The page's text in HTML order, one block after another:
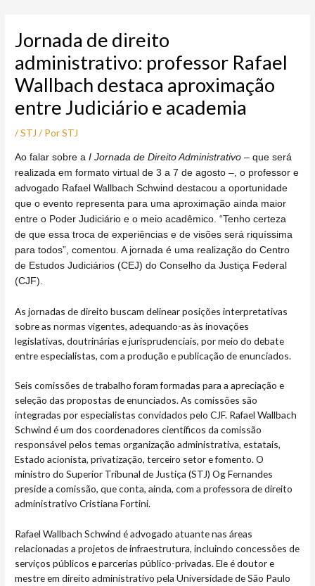
conteúdo
Jornada de direito
administrativo: professor Rafael
Wallbach destaca aproximação
entre Judiciário e academia
/STJ / PorSTJ
Ao falar sobre aI Jornada de Direito Administrativo – que será
realizada em formato virtual de 3 a 7 de agosto –, o professor e
advogado Rafael Wallbach Schwind destacou a oportunidade
que o evento representa para uma aproximação ainda maior
entre o Poder Judiciário e o meio acadêmico. “Tenho certeza
de que essa troca de experiências e de visões será riquíssima
para todos”, comentou. A jornada é uma realização do Centro
de Estudos Judiciários (CEJ) do Conselho da Justiça Federal
(CJF).
As jornadas de direito buscam delinear posições interpretativas
sobre as normas vigentes, adequando-as às inovações
legislativas, doutrinárias e jurisprudenciais, por meio do debate
entre especialistas, com a produção e publicação de enunciados.
Seis comissões de trabalho foram formadas para a apreciação e
seleção das propostas de enunciados. As comissões são
integradas por especialistas convidados pelo CJF. Rafael Wallbach
Schwind é um dos coordenadores científicos da comissão
responsável pelos temas organização administrativa, estatais,
Estado acionista, privatização, terceiro setor e fomento. O
ministro do Superior Tribunal de Justiça (STJ) Og Fernandes
preside a comissão, que conta, ainda, com a professora de direito
administrativo Cristiana Fortini.
Rafael Wallbach Schwind é advogado atuante nas áreas
relacionadas a projetos de infraestrutura, incluindo concessões de
serviços públicos e parcerias público-privadas. Ele é doutor e
mestre em direito administrativo pela Universidade de São Paulo